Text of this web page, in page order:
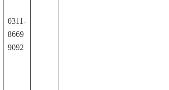
0311-
8669
9092